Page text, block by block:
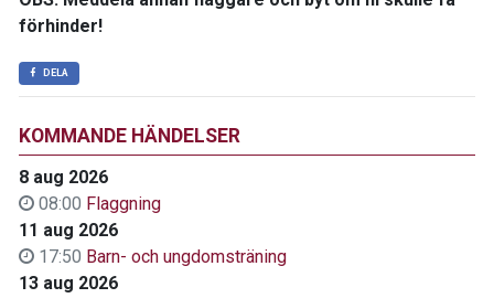
KOMMANDE HÄNDELSER
8 aug 2026
08:00 Flaggning
11 aug 2026
17:50 Barn- och ungdomsträning
13 aug 2026
förhinder!
DELA